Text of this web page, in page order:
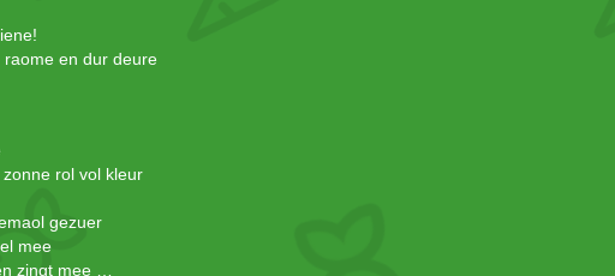
raome en dur deure
rol vol kleur
gezuer
mee
zingt mee …